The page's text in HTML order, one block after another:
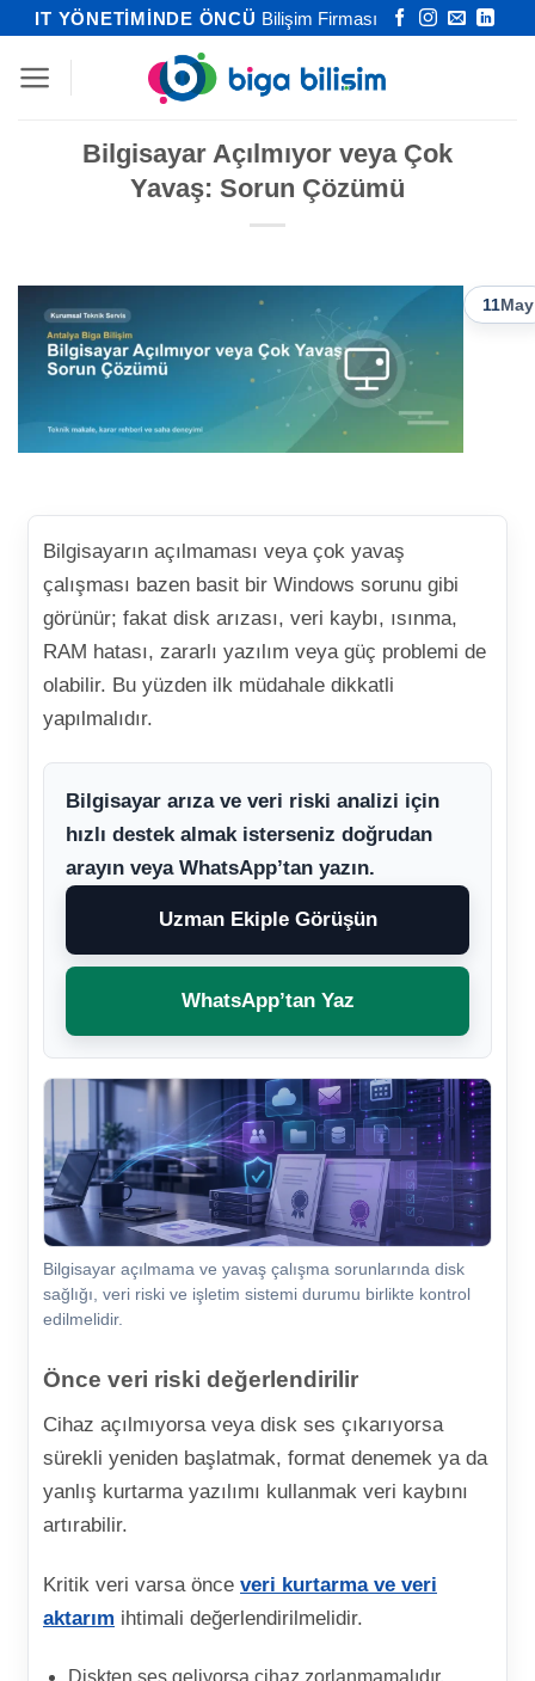
İçeriğeIT YÖNETİMİNDE ÖNCÜ Bilişim Firması
Bilgisayar Açılmıyor veya Çok
Yavaş: Sorun Çözümü
11May
Bilgisayarın açılmaması veya çok yavaş
çalışması bazen basit bir Windows sorunu gibi
görünür; fakat disk arızası, veri kaybı, ısınma,
RAM hatası, zararlı yazılım veya güç problemi de
olabilir. Bu yüzden ilk müdahale dikkatli
yapılmalıdır.
Bilgisayar arıza ve veri riski analizi için
hızlı destek almak isterseniz doğrudan
arayın veya WhatsApp’tan yazın.
Uzman Ekiple Görüşün
WhatsApp’tan Yaz
Bilgisayar açılmama ve yavaş çalışma sorunlarında disk
sağlığı, veri riski ve işletim sistemi durumu birlikte kontrol
edilmelidir.
Önce veri riski değerlendirilir
Cihaz açılmıyorsa veya disk ses çıkarıyorsa
sürekli yeniden başlatmak, format denemek ya da
yanlış kurtarma yazılımı kullanmak veri kaybını
artırabilir.
Kritik veri varsa önce veri kurtarma ve veri
aktarım ihtimali değerlendirilmelidir.